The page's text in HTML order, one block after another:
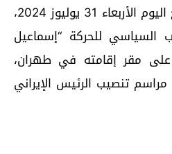
أعلنت حركة حماس صباح اليوم الأربعاء 31 يوليوز 2024،
السياسي للحركة “إسماعيل
على مقر إقامته في طهران،
تنصيب الرئيس الإيراني